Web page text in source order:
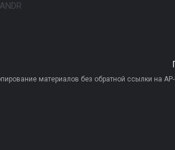
материалов без обратной ссылки на